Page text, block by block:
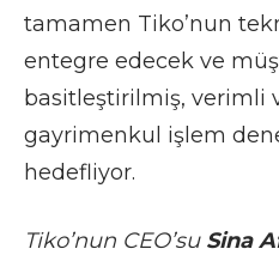
tamamen Tiko’nun
entegre edecek ve
basitleştirilmiş, verimli
gayrimenkul işlem
hedefliyor.
Tiko’nun CEO’su Sina